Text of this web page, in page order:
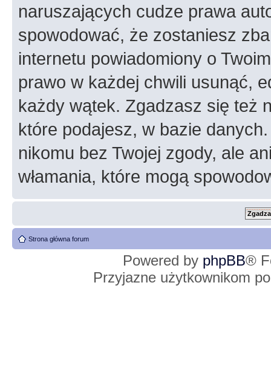
naruszających cudze prawa
spowodować, że zostaniesz
internetu powiadomiony o
prawo w każdej chwili usunąć,
każdy wątek. Zgadzasz się też
które podajesz, w bazie
nikomu bez Twojej zgody, ale
włamania, które mogą
Strona główna forum
Powered by phpBB®
Przyjazne użytkownikom